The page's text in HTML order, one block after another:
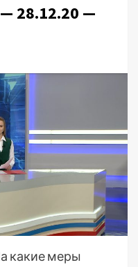
28.12.20 —
какие меры